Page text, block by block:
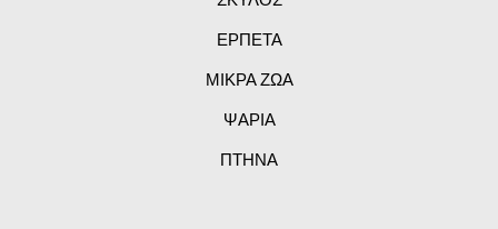
ΕΡΠΕΤΑ
ΜΙΚΡΑ ΖΩΑ
ΨΑΡΙΑ
ΠΤΗΝΑ